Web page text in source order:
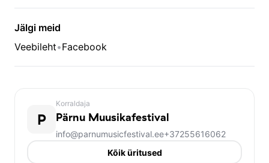
Jälgi meid
Veebileht•Facebook
P
Korraldaja
Pärnu Muusikafestival
info@parnumusicfestival.ee+37255616062
Kõik üritused